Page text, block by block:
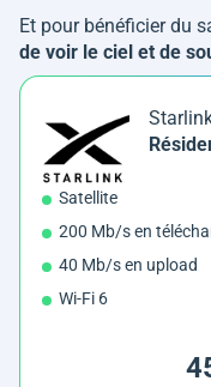
Et pour bénéficier du
de voir le ciel et de
Satellite
200 Mb/s en
40 Mb/s en upload
Wi-Fi 6